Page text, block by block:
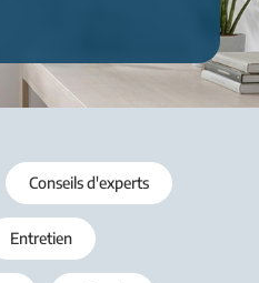
Conseils d'experts
Entretien